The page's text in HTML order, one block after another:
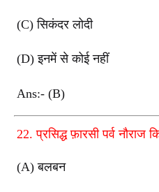
(C) सिकंदर लोदी
(D) इनमें से कोई नहीं
Ans:- (B)
22. प्रसिद्ध फ़ारसी पर्व नौराज
(A) बलबन